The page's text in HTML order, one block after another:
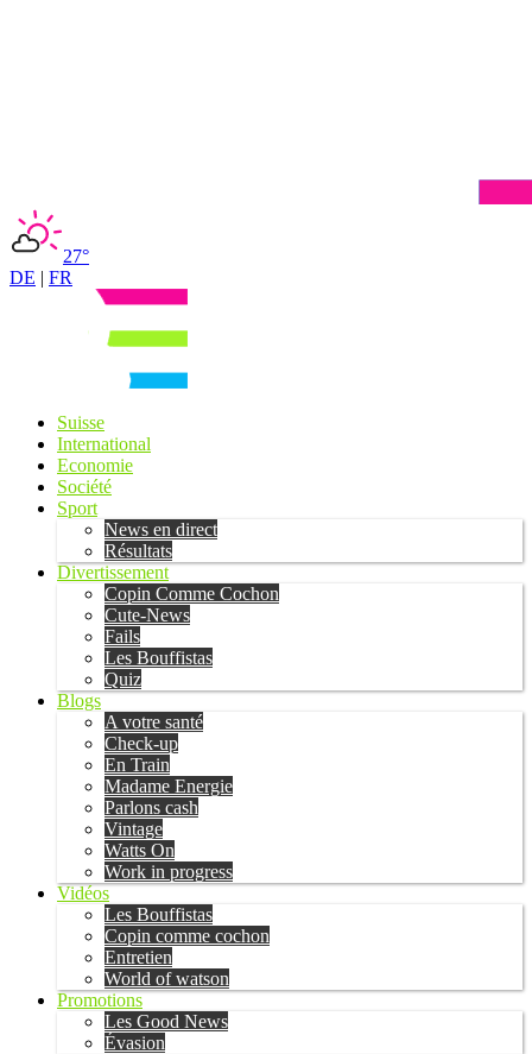
27°
DE | FR
Suisse
International
Economie
Société
Sport
News en direct
Résultats
Divertissement
Copin Comme Cochon
Cute-News
Fails
Les Bouffistas
Quiz
Blogs
A votre santé
Check-up
En Train
Madame Energie
Parlons cash
Vintage
Watts On
Work in progress
Vidéos
Les Bouffistas
Copin comme cochon
Entretien
World of watson
Promotions
Les Good News
Évasion